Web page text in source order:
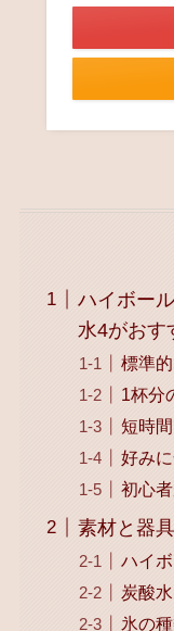
ハイボー
水4がおす
標準
1杯分
短時
好み
初心
素材と器
ハイ
炭酸
氷の